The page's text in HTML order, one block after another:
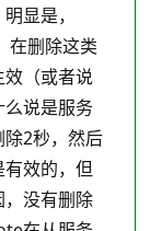
显是，
在删除这类
（或者说
说是服务
2秒，然后
效的，但
没有删除